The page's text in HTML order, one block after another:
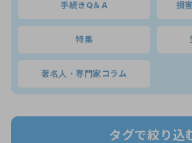
手続きQ＆A 損
特集
著名人・専門家コラム
タグで絞り込